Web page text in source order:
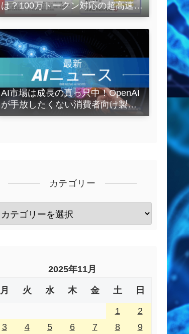
は？100万トークン対応の超高速
LLMを徹底解説
AI市場は成長の真っ只中！OpenAI
が手放したくない消費者向け製品
とは？
カテゴリー
2025年11月
月 火 水 木 金 土 日
1
2
3
4 5 6 7 8
9